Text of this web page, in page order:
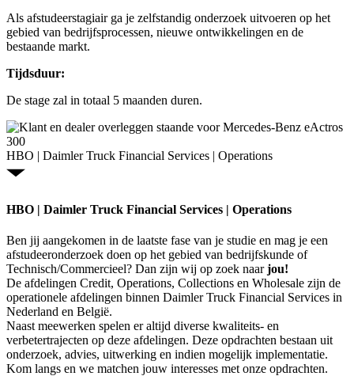
Als afstudeerstagiair ga je zelfstandig onderzoek uitvoeren op het
gebied van bedrijfsprocessen, nieuwe ontwikkelingen en de
bestaande markt.
Tijdsduur:
De stage zal in totaal 5 maanden duren.
HBO | Daimler Truck Financial Services | Operations
HBO | Daimler Truck Financial Services | Operations
Ben jij aangekomen in de laatste fase van je studie en mag je een
afstudeeronderzoek doen op het gebied van bedrijfskunde of
Technisch/Commercieel? Dan zijn wij op zoek naarjou!
De afdelingen Credit, Operations, Collections en Wholesale zijn de
operationele afdelingen binnen Daimler Truck Financial Services in
Nederland en België.
Naast meewerken spelen er altijd diverse kwaliteits- en
verbetertrajecten op deze afdelingen. Deze opdrachten bestaan uit
onderzoek, advies, uitwerking en indien mogelijk implementatie.
Kom langs en we matchen jouw interesses met onze opdrachten.